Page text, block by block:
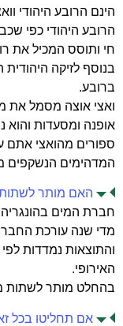
הינם הרובע היהודי
הרובע היהודי כפי
חי ותוסס המכיל את
בנוסף לזיקה
ברובע.
ואצי אוצה מסמל את
אופנה ומסעדות
ספורים מהואצי אתם
המדהימים הנשקפים
האם מותר
חברת המים
והתוצאות נמדדות
האירופי.
בהחלט מותר לשתות
אם תחליטו בכל